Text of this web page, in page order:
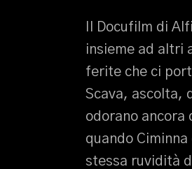
Il Docufilm di
insieme ad altri
ferite che ci
Scava, ascolta,
odorano ancora
quando
stessa ruvidità